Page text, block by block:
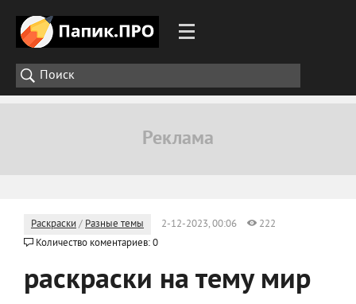
Раскраски / Разные темы 2-12-2023, 00:06
222
Количество коментариев: 0
раскраски на тему мир